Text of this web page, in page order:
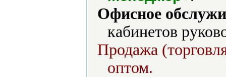
Офисное
кабинетов
Продажа
оптом.